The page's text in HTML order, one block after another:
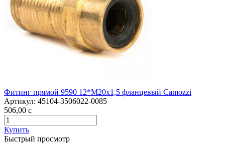
Фитинг прямой 9590 12*М20х1,5 фланцевый Camozzi
Артикул: 45104-3506022-0085
506,00 c
Купить
Быстрый просмотр